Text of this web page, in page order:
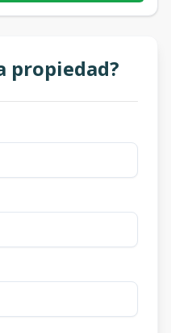
propiedad?